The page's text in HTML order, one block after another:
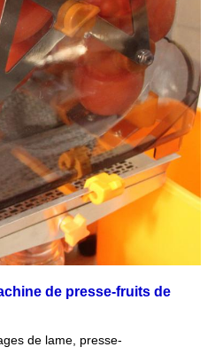
de presse-fruits de
de lame, presse-